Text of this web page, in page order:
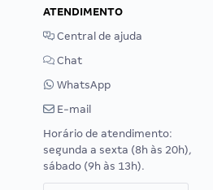
ATENDIMENTO
Central de ajuda
Chat
WhatsApp
E-mail
Horário de atendimento:
segunda a sexta (8h às 20h),
sábado (9h às 13h).